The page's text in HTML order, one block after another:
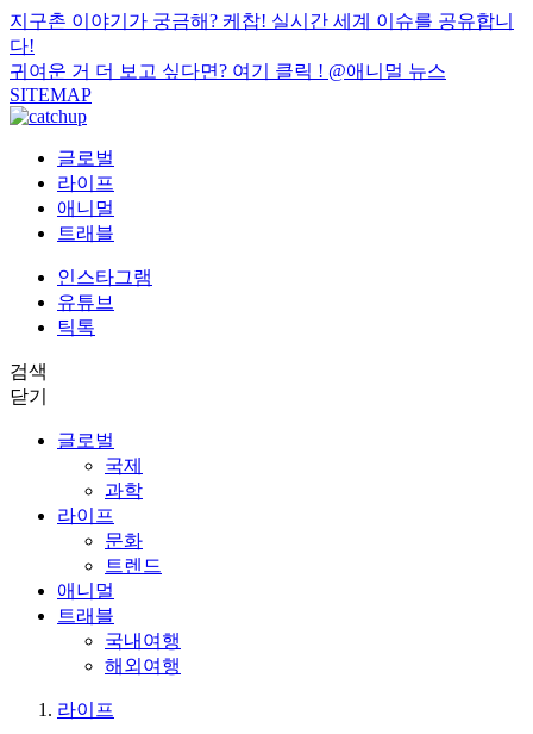
지구촌 이야기가 궁금해? 케찹! 실시간 세계 이슈를 공유합니
다!
귀여운 거 더 보고 싶다면? 여기 클릭 ! @애니멀 뉴스
SITEMAP
글로벌
라이프
애니멀
트래블
인스타그램
유튜브
틱톡
검색
닫기
글로벌
국제
과학
라이프
문화
트렌드
애니멀
트래블
국내여행
해외여행
라이프